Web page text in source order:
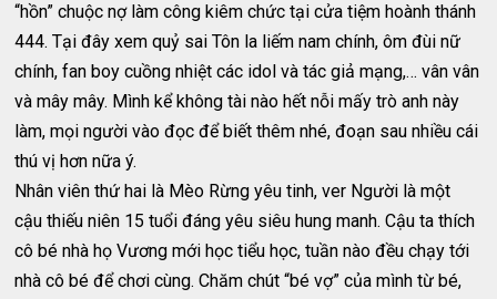
“hồn” chuộc nợ làm công kiêm chức tại cửa tiệm hoành thánh
444. Tại đây xem quỷ sai Tôn la liếm nam chính, ôm đùi nữ
chính, fan boy cuồng nhiệt các idol và tác giả mạng,… vân vân
và mây mây. Mình kể không tài nào hết nỗi mấy trò anh này
làm, mọi người vào đọc để biết thêm nhé, đoạn sau nhiều cái
thú vị hơn nữa ý.
Nhân viên thứ hai là Mèo Rừng yêu tinh, ver Người là một
cậu thiếu niên 15 tuổi đáng yêu siêu hung manh. Cậu ta thích
cô bé nhà họ Vương mới học tiểu học, tuần nào đều chạy tới
nhà cô bé để chơi cùng. Chăm chút “bé vợ” của mình từ bé,